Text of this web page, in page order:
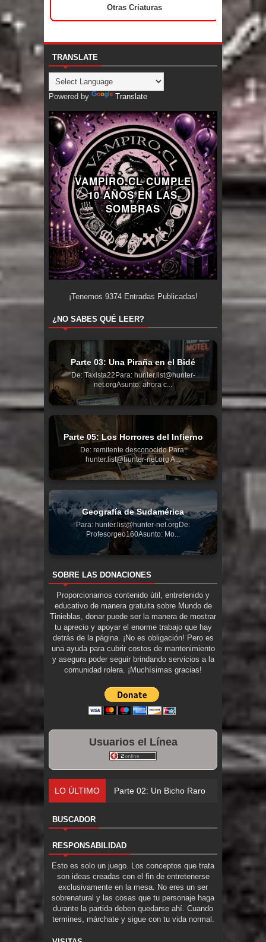
Otras Criaturas
TRANSLATE
Powered by Translate
VAMPIRO.CL CUMPLE
10 AÑOS EN LAS
SOMBRAS
¡Tenemos 9374Entradas Publicadas!
¿NO SABES QUÉ LEER?
Parte 03: Una Piraña en el Bidé
De: Taxista22Para: hunter.list@hunter-
net.orgAsunto: ahora c...
Parte 05: Los Horrores del Infierno
De: remitente desconocido Para:
hunter.list@hunter-net.org A...
Geografía de Sudamérica
Para: hunter.list@hunter-net.orgDe:
Profesorgeo160Asunto: Mo...
SOBRE LAS DONACIONES
Proporcionamos contenido útil, entretenido y
educativo de manera gratuita sobre Mundo de
Tinieblas, donar puede ser la manera de mostrar
tu aprecio y apoyar el enorme trabajo que hay
detrás de la página. ¡No es obligación! Pero es
una ayuda para cubrir costos de mantenimiento
y asegura poder seguir brindando servicios a la
comunidad rolera. ¡Muchísimas gracias!
Usuarios el Línea
LO ÚLTIMO Parte 02: Un Bicho Raro
BUSCADOR
RESPONSABILIDAD
Esto es solo un juego. Los conceptos que trata
son ideas creadas con el fin de entretenerse
exclusivamente en la mesa. No eres un ser
sobrenatural y las cosas que tu personaje haga
durante la partida deben quedarse ahí. Cuando
termines, márchate y sigue con tu vida normal.